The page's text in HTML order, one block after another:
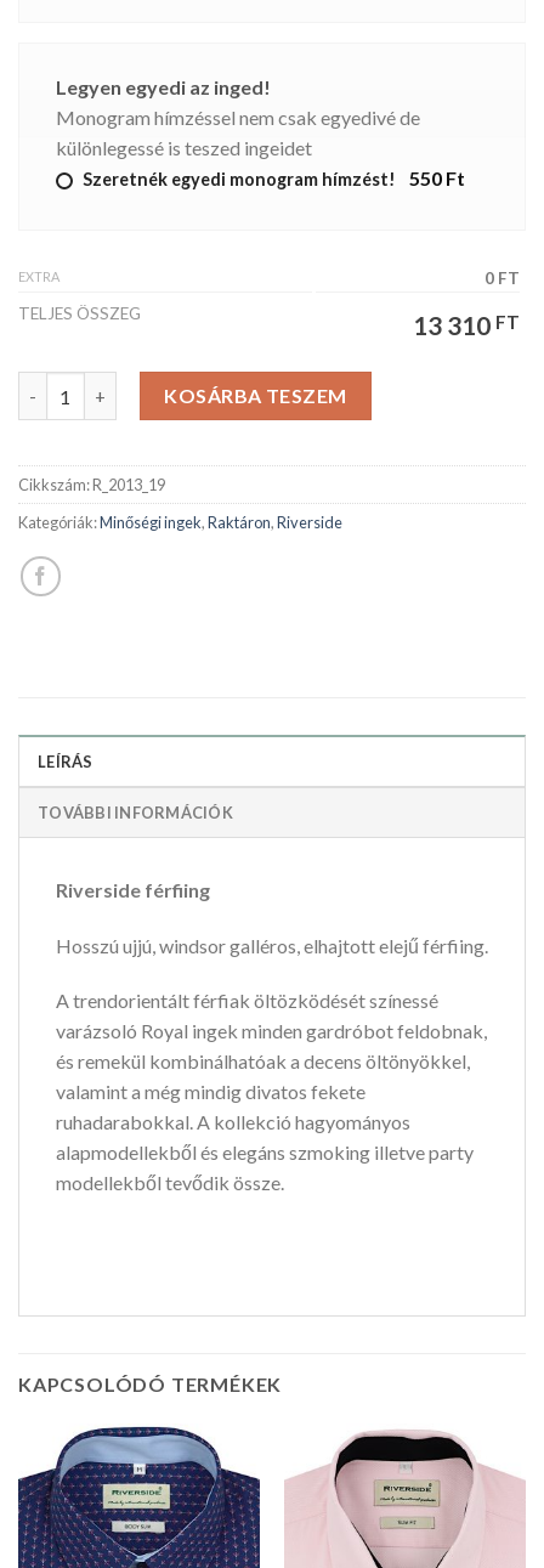
Legyen egyedi az inged!
Monogram hímzéssel nem csak egyedivé de
különlegessé is teszed ingeidet
Szeretnék egyedi monogram hímzést! 550 Ft
EXTRA
0 FT
TELJES ÖSSZEG
13 310 FT
Riverside férfiing mennyiségKOSÁRBA TESZEM
Cikkszám:R_2013_19
Kategóriák:Minőségi ingek,Raktáron,Riverside
LEÍRÁS
TOVÁBBI INFORMÁCIÓK
Riverside férfiing
Hosszú ujjú, windsor galléros, elhajtott elejű férfiing.
A trendorientált férfiak öltözködését színessé
varázsoló Royal ingek minden gardróbot feldobnak,
és remekül kombinálhatóak a decens öltönyökkel,
valamint a még mindig divatos fekete
ruhadarabokkal. A kollekció hagyományos
alapmodellekből és elegáns szmoking illetve party
modellekből tevődik össze.
KAPCSOLÓDÓ TERMÉKEK